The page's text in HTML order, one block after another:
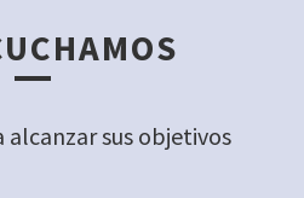
alcanzar sus objetivos